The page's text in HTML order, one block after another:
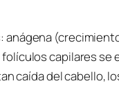
anágena
capilares
caída del cabello,